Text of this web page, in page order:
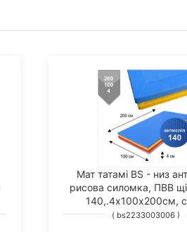
Мат татамі BS - низ
рисова силомка, ПВВ
140,.4х100х200см,
( bs2233003006 )